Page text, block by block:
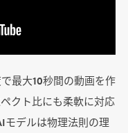
最大10秒間の動画を作
クト比にも柔軟に対応
モデルは物理法則の理